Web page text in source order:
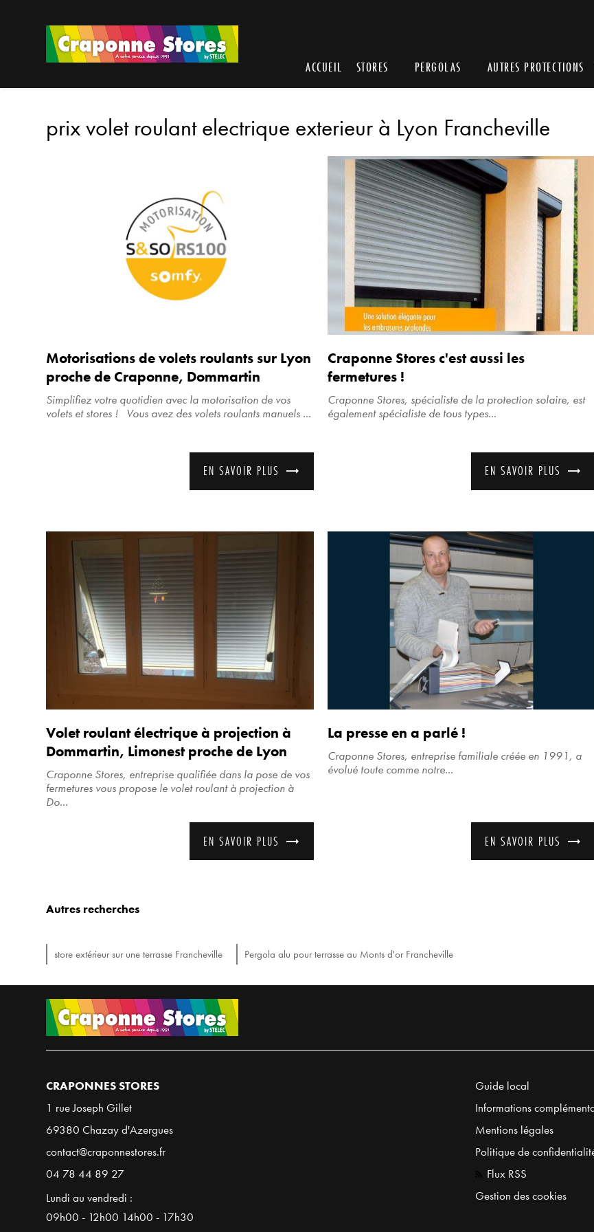
ACCUEIL STORES PERGOLAS AUTRES PROTECTIONS
prix volet roulant electrique exterieur à Lyon Francheville
Motorisations de volets roulants sur Lyon
proche de Craponne, Dommartin
Simplifiez votre quotidien avec la motorisation de vos
volets et stores ! Vous avez des volets roulants manuels ...
EN SAVOIR PLUS
Craponne Stores c'est aussi les
fermetures !
Craponne Stores, spécialiste de la protection solaire, est
également spécialiste de tous types...
EN SAVOIR PLUS
Volet roulant électrique à projection à
Dommartin, Limonest proche de Lyon
Craponne Stores, entreprise qualifiée dans la pose de vos
fermetures vous propose le volet roulant à projection à
Do...
EN SAVOIR PLUS
La presse en a parlé !
Craponne Stores, entreprise familiale créée en 1991, a
évolué toute comme notre...
EN SAVOIR PLUS
Autres recherches
store extérieur sur une terrasse Francheville Pergola alu pour terrasse au Monts d'or Francheville
CRAPONNES STORES
1 rue Joseph Gillet
69380 Chazay d'Azergues
contact@craponnestores.fr
04 78 44 89 27
Lundi au vendredi :
09h00 - 12h00 14h00 - 17h30
Guide local
Informations
Mentions légales
Politique de
Flux RSS
Gestion des cookies